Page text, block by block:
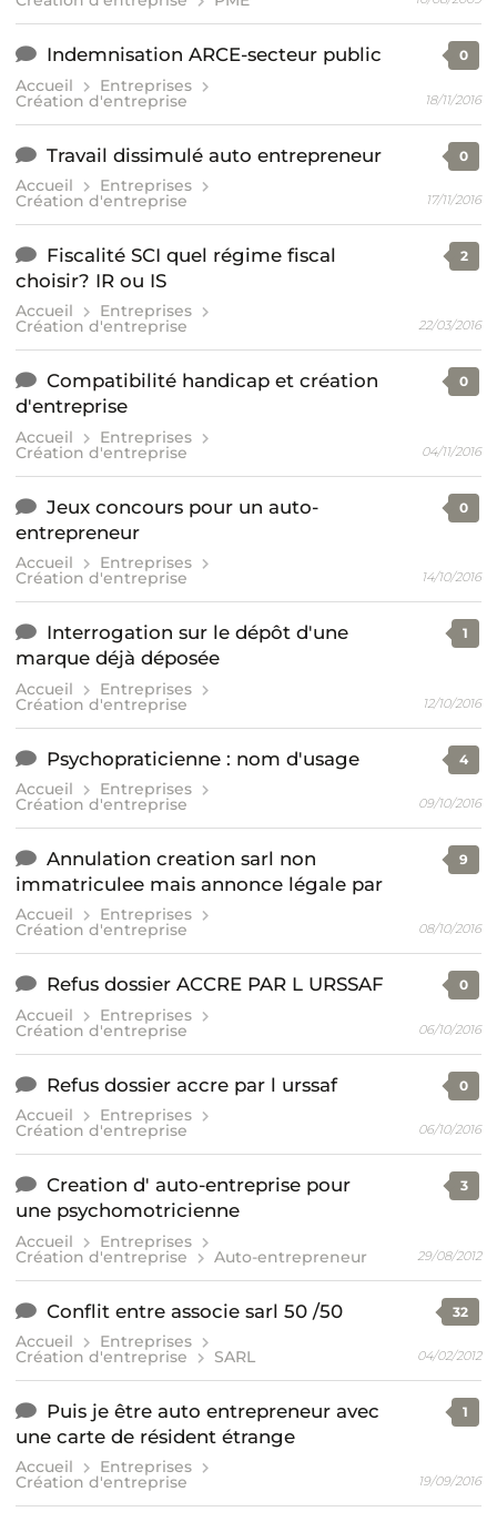
Indemnisation ARCE-secteur public
Accueil Entreprises
Création d'entreprise
0
18/11/2016
Travail dissimulé auto entrepreneur
Accueil Entreprises
Création d'entreprise
0
17/11/2016
Fiscalité SCI quel régime fiscal
choisir? IR ou IS
Accueil Entreprises
Création d'entreprise
2
22/03/2016
Compatibilité handicap et création
d'entreprise
Accueil Entreprises
Création d'entreprise
0
04/11/2016
Jeux concours pour un auto-
entrepreneur
Accueil Entreprises
Création d'entreprise
0
14/10/2016
Interrogation sur le dépôt d'une
marque déjà déposée
Accueil Entreprises
Création d'entreprise
1
12/10/2016
Psychopraticienne : nom d'usage
Accueil Entreprises
Création d'entreprise
4
09/10/2016
Annulation creation sarl non
immatriculee mais annonce légale par
Accueil Entreprises
Création d'entreprise
9
08/10/2016
Refus dossier ACCRE PAR L URSSAF
Accueil Entreprises
Création d'entreprise
0
06/10/2016
Refus dossier accre par l urssaf
Accueil Entreprises
Création d'entreprise
0
06/10/2016
Creation d' auto-entreprise pour
une psychomotricienne
Accueil Entreprises
Création d'entreprise Auto-entrepreneur
3
29/08/2012
Conflit entre associe sarl 50 /50
Accueil Entreprises
Création d'entreprise SARL
32
04/02/2012
Puis je être auto entrepreneur avec
une carte de résident étrange
Accueil Entreprises
Création d'entreprise
1
19/09/2016